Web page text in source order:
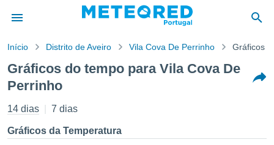
da
por
que as
Início Distrito de Aveiro Vila Cova De Perrinho Gráficos
Gráficos do tempo para Vila Cova De
Perrinho
14 dias 7 dias
Gráficos da Temperatura